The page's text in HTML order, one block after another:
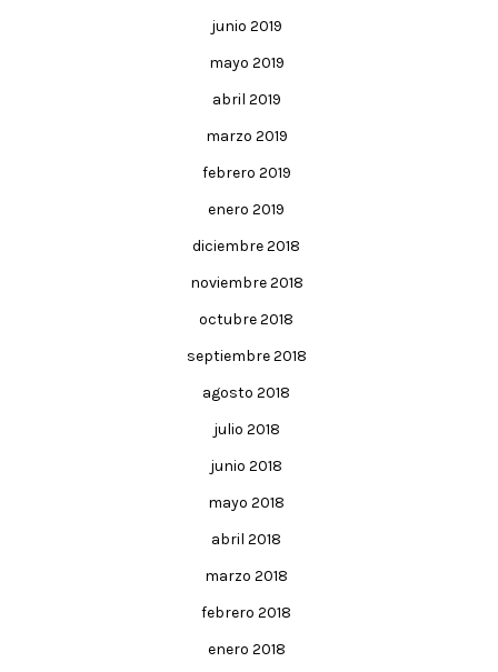
junio 2019
mayo 2019
abril 2019
marzo 2019
febrero 2019
enero 2019
diciembre 2018
noviembre 2018
octubre 2018
septiembre 2018
agosto 2018
julio 2018
junio 2018
mayo 2018
abril 2018
marzo 2018
febrero 2018
enero 2018